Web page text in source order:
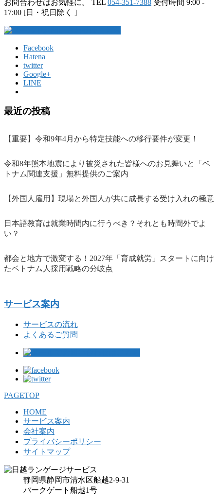
お問合わせはお気軽に。 TEL 054-351-7388 受付時間 9:00 -
17:00 [日・祝日除く ]
Facebook
Hatena
twitter
Google+
LINE
最近の投稿
【重要】令和9年4月から特定技能への移行要件が変更！
令和8年熊本地震により被災された皆様へのお見舞いと「ベ
トナム関連支援」無料提供のご案内
【外国人雇用】現場と外国人が共に成長する受け入れの極意
日本語教育は就業時間内に行うべき？それとも時間外でよ
い？
都会と地方で激変する！2027年「育成就労」スタートに向け
たベトナム人採用戦略の分岐点
サービス案内
サービスの流れ
よくあるご質問
PAGETOP
HOME
サービス案内
会社案内
プライバシーポリシー
サイトマップ
静岡県静岡市清水区船越2-9-31
パークゲート船越1号